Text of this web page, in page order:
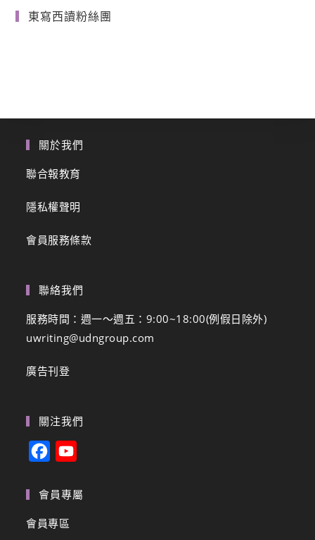
東寫西讀粉絲團
關於我們
聯合報教育
隱私權聲明
會員服務條款
聯絡我們
服務時間：週一～週五：9:00~18:00(例假日除外)
uwriting@udngroup.com
廣告刊登
關注我們
c
e
u
會員專屬
會員專區